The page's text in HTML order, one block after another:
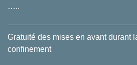
…..
Gratuité des mises en avant durant
confinement